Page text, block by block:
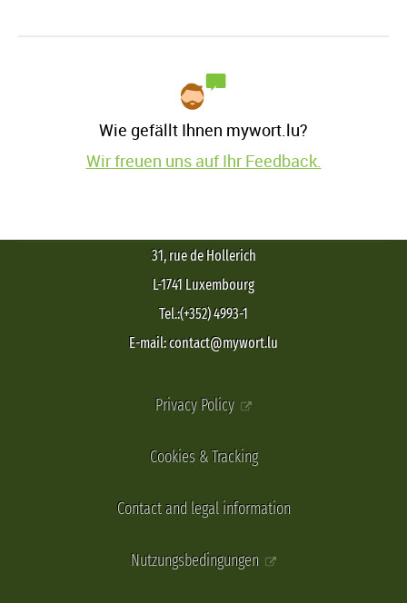
Wie gefällt Ihnen mywort.lu?
Wir freuen uns auf Ihr Feedback.
31, rue de Hollerich
L-1741 Luxembourg
Tel.:(+352) 4993-1
E-mail: contact@mywort.lu
Privacy Policy
Cookies & Tracking
Contact and legal information
Nutzungsbedingungen